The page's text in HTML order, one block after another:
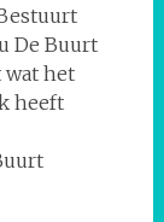
De Buurt
wat het
heeft